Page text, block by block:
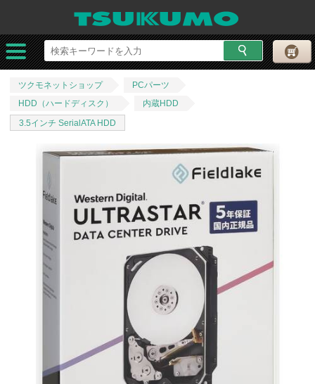
ツクモネットショップ
PCパーツ
HDD（ハードディスク）
内蔵HDD
3.5インチ SerialATA HDD